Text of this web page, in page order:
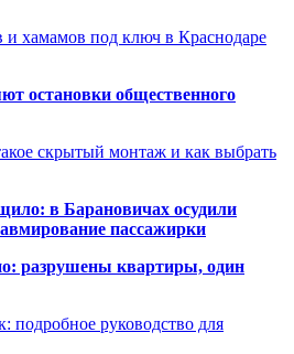
и хамамов под ключ в Краснодаре
остановки общественного
скрытый монтаж и как выбрать
в Барановичах осудили
пассажирки
разрушены квартиры, один
подробное руководство для